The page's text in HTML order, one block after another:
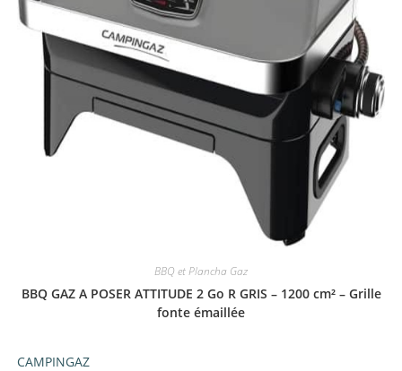
BBQ et Plancha Gaz
BBQ GAZ A POSER ATTITUDE 2 Go R GRIS – 1200 cm² – Grille
fonte émaillée
CAMPINGAZ